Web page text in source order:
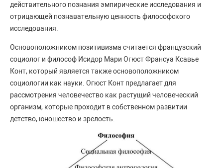
действительного познания эмпирические исследования и
отрицающей познавательную ценность философского
исследования.
Основоположником позитивизма считается французский
социолог и философ Исидор Мари Огюст Франсуа Ксавье
Конт, который является также основоположником
социологии как науки. Огюст Конт предлагает для
рассмотрения человечество как растущий человеческий
организм, которые проходит в собственном развитии
детство, юношество и зрелость.